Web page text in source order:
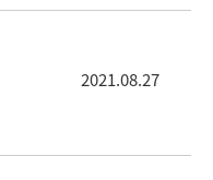
2021.08.27